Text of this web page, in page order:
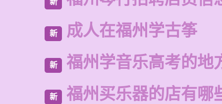
新
新 成人在福州学古筝
新 福州学音乐高考的地
新 福州买乐器的店有哪